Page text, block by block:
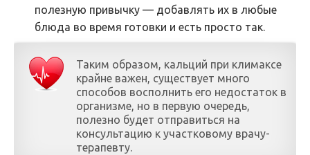
полезную привычку — добавлять их в любые
блюда во время готовки и есть просто так.
Таким образом, кальций при климаксе
крайне важен, существует много
способов восполнить его недостаток в
организме, но в первую очередь,
полезно будет отправиться на
консультацию к участковому врачу-
терапевту.